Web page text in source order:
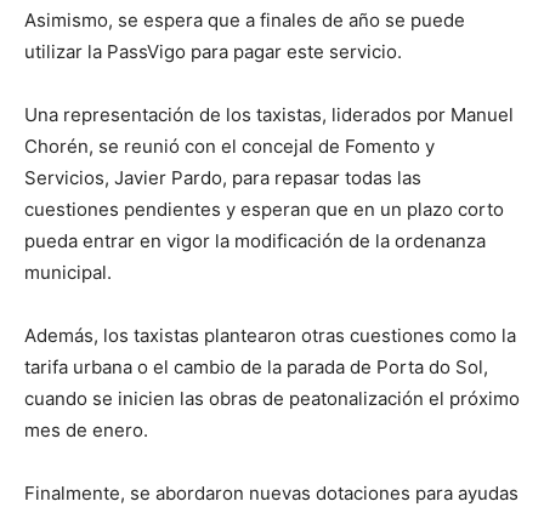
Asimismo, se espera que a finales de año se puede
utilizar la PassVigo para pagar este servicio.
Una representación de los taxistas, liderados por Manuel
Chorén, se reunió con el concejal de Fomento y
Servicios, Javier Pardo, para repasar todas las
cuestiones pendientes y esperan que en un plazo corto
pueda entrar en vigor la modificación de la ordenanza
municipal.
Además, los taxistas plantearon otras cuestiones como la
tarifa urbana o el cambio de la parada de Porta do Sol,
cuando se inicien las obras de peatonalización el próximo
mes de enero.
Finalmente, se abordaron nuevas dotaciones para ayudas